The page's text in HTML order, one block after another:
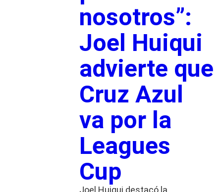
nosotros”:
Joel Huiqui
advierte que
Cruz Azul
va por la
Leagues
Cup
Joel Huiqui destacó la